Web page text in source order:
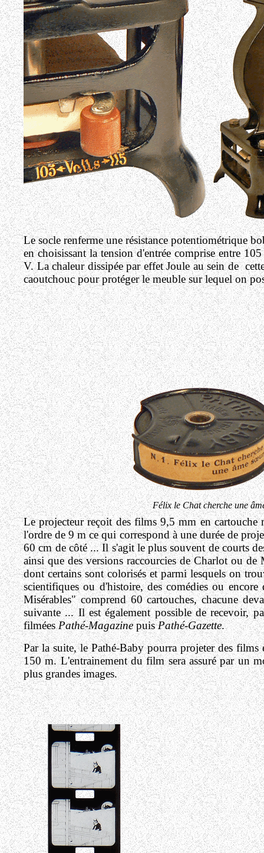
Le socle renferme une résistance potentiométrique
en choisissant la tension d'entrée comprise entre
V.La chaleur dissipée par effet Joule au sein de
caoutchouc pour protéger le meuble sur lequel on
Félix le Chat cherche une
Le projecteur reçoit des films 9,5 mm en
l'ordre de 9 m ce qui correspond à une durée de
60 cm de côté ... Il s'agit le plus souvent de courts
ainsi que des versions raccourcies de Charlot ou
dont certains sont colorisés et parmi lesquels on
scientifiques ou d'histoire, des comédies ou
Misérables" comprend 60 cartouches, chacune
suivante ... Il est également possible de recevoir,
filméesPathé-MagazinepuisPathé-Gazette.
Par la suite, le Pathé-Baby pourra projeter des
150 m. L'entrainement du film sera assuré par un
plus grandes images.